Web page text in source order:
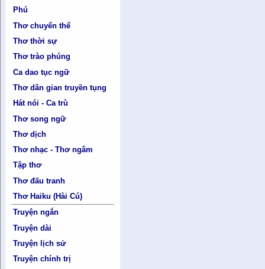
Phú
Thơ chuyển thể
Thơ thời sự
Thơ trào phúng
Ca dao tục ngữ
Thơ dân gian truyền tụng
Hát nói - Ca trù
Thơ song ngữ
Thơ dịch
Thơ nhạc - Thơ ngâm
Tập thơ
Thơ đấu tranh
Thơ Haiku (Hài Cú)
Truyện ngắn
Truyện dài
Truyện lịch sử
Truyện chính trị